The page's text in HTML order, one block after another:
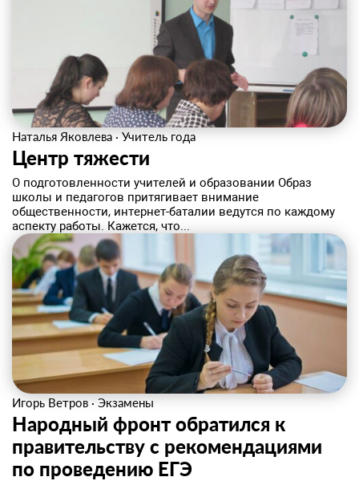
Наталья Яковлева · Учитель года
Центр тяжести
О подготовленности учителей и образовании Образ
школы и педагогов притягивает внимание
общественности, интернет-баталии ведутся по каждому
аспекту работы. Кажется, что...
Игорь Ветров · Экзамены
Народный фронт обратился к
правительству с рекомендациями
по проведению ЕГЭ